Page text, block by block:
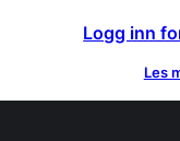
Logg inn
Les